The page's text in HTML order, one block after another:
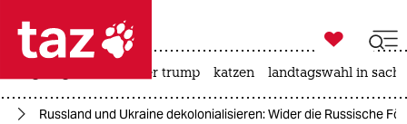
 taz zahl ich
taz zahl ich

taz zahl ich
usa unter trump katzen landtagswahl in
Russland und Ukraine dekolonialisieren: Wider die Russische